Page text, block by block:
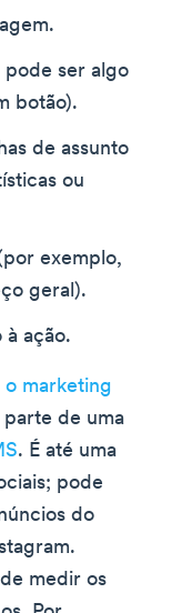
pode ser algo
botão).
de assunto
ou
exemplo,
geral).
à ação.
marketing
de uma
. É até uma
pode
do
medir os